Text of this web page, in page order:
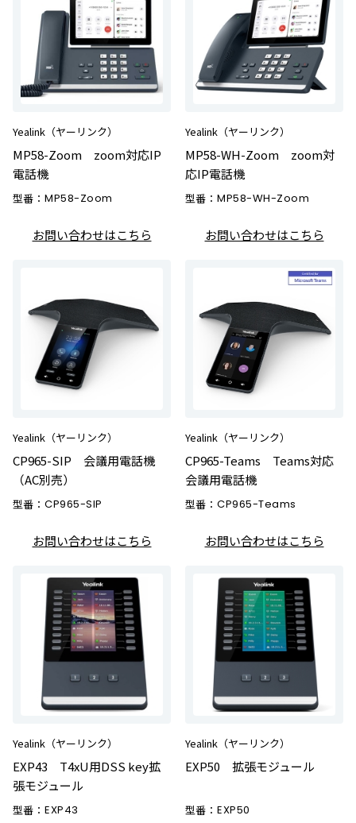
Yealink（ヤーリンク）
MP58-Zoom zoom対応IP
電話機
型番： MP58-Zoom
お問い合わせはこちら
Yealink（ヤーリンク）
MP58-WH-Zoom zoom対
応IP電話機
型番： MP58-WH-Zoom
お問い合わせはこちら
Yealink（ヤーリンク）
CP965-SIP 会議用電話機
（AC別売）
型番： CP965-SIP
お問い合わせはこちら
Yealink（ヤーリンク）
CP965-Teams Teams対応
会議用電話機
型番： CP965-Teams
お問い合わせはこちら
Yealink（ヤーリンク）
EXP43 T4xU用DSS key拡
張モジュール
型番： EXP43
Yealink（ヤーリンク）
EXP50 拡張モジュール
型番： EXP50